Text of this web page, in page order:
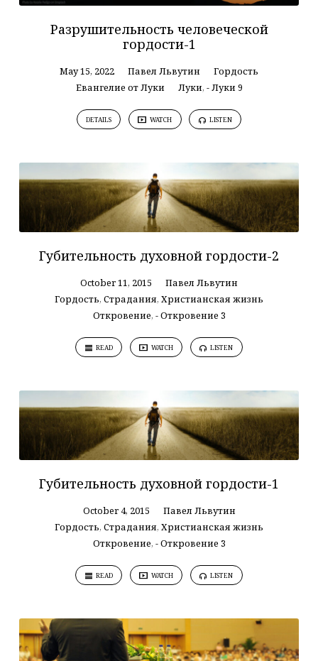
Разрушительность человеческой
гордости-1
May 15, 2022 Павел Львутин
Гордость
Евангелие от Луки
Луки, - Луки 9
DETAILS WATCH LISTEN
Губительность духовной гордости-2
October 11, 2015
Павел Львутин
Гордость, Страдания, Христианская жизнь
Откровение, - Откровение 3
READ WATCH LISTEN
Губительность духовной гордости-1
October 4, 2015
Павел Львутин
Гордость, Страдания, Христианская жизнь
Откровение, - Откровение 3
READ WATCH LISTEN